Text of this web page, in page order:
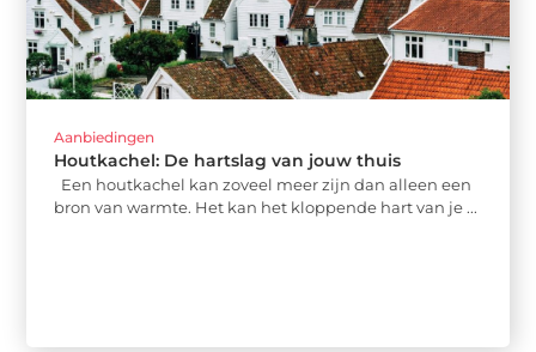
Aanbiedingen
Houtkachel: De hartslag van jouw thuis
Een houtkachel kan zoveel meer zijn dan alleen een
bron van warmte. Het kan het kloppende hart van je ...